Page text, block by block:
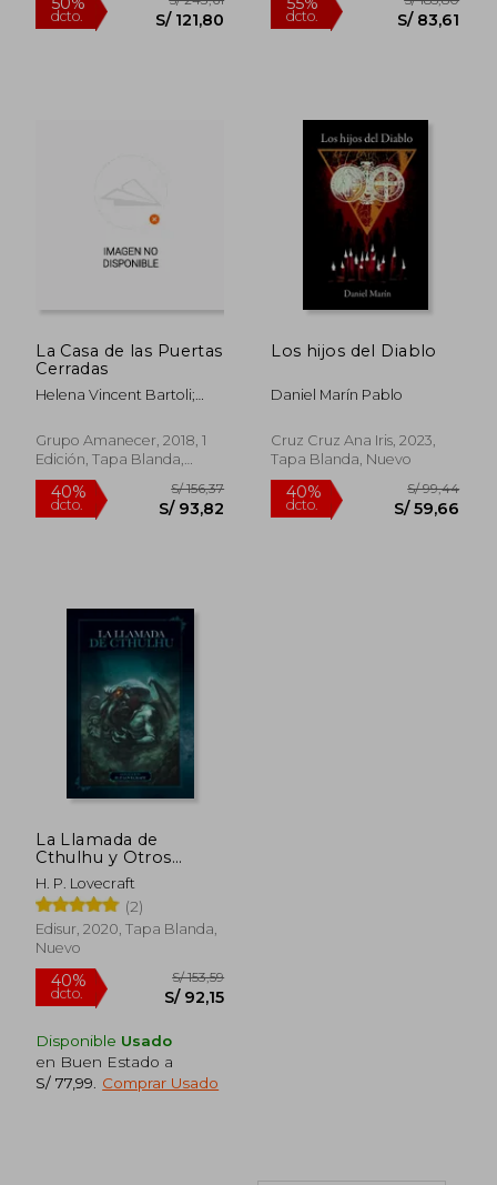
40%
dcto.
55%
dcto. S/ 76,53
La Casa de las Puertas
Cerradas
Helena Vincent Bartoli;
Grupo Amanecer, 2018, 1
Edición, Tapa Blanda,
Nuevo
Los hijos del Diablo
Daniel Marín Pablo
Cruz Cruz Ana Iris, 2023,
Tapa Blanda, Nuevo
La Llamada de
Cthulhu y Otros
Relatos
H. P. Lovecraft
(2)
Edisur, 2020, Tapa Blanda,
Nuevo
Disponible Usado
en Buen Estado a
S/ 77,99
Comprar Usado